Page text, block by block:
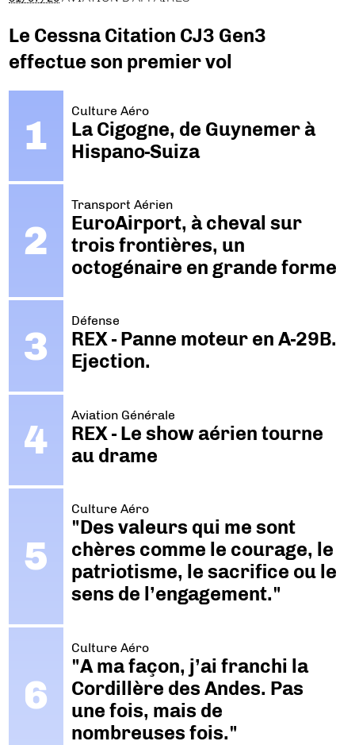
Le Cessna Citation CJ3 Gen3
effectue son premier vol
Culture Aéro
La Cigogne, de Guynemer à
Hispano-Suiza
Transport Aérien
EuroAirport, à cheval sur
trois frontières, un
octogénaire en grande forme
Défense
REX - Panne moteur en A-29B.
Ejection.
Aviation Générale
REX - Le show aérien tourne
au drame
Culture Aéro
"Des valeurs qui me sont
chères comme le courage, le
patriotisme, le sacrifice ou le
sens de l’engagement."
Culture Aéro
"A ma façon, j’ai franchi la
Cordillère des Andes. Pas
une fois, mais de
nombreuses fois."